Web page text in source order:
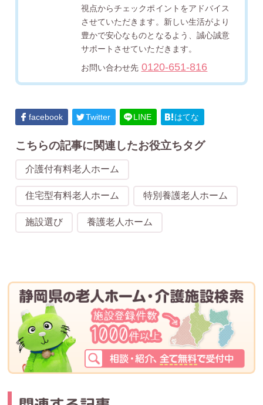
視点からチェックポイントをアドバイス
させていただきます。新しい生活がより
豊かで安心なものとなるよう、誠心誠意
サポートさせていただきます。
お問い合わせ先 0120-651-816
facebook Twitter LINE はてな
こちらの記事に関連したお役立ちタグ
介護付有料老人ホーム
住宅型有料老人ホーム 特別養護老人ホーム
施設選び 養護老人ホーム